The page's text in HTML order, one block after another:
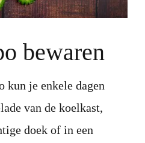
bewaren
kun je enkele dagen
van de koelkast,
doek of in een